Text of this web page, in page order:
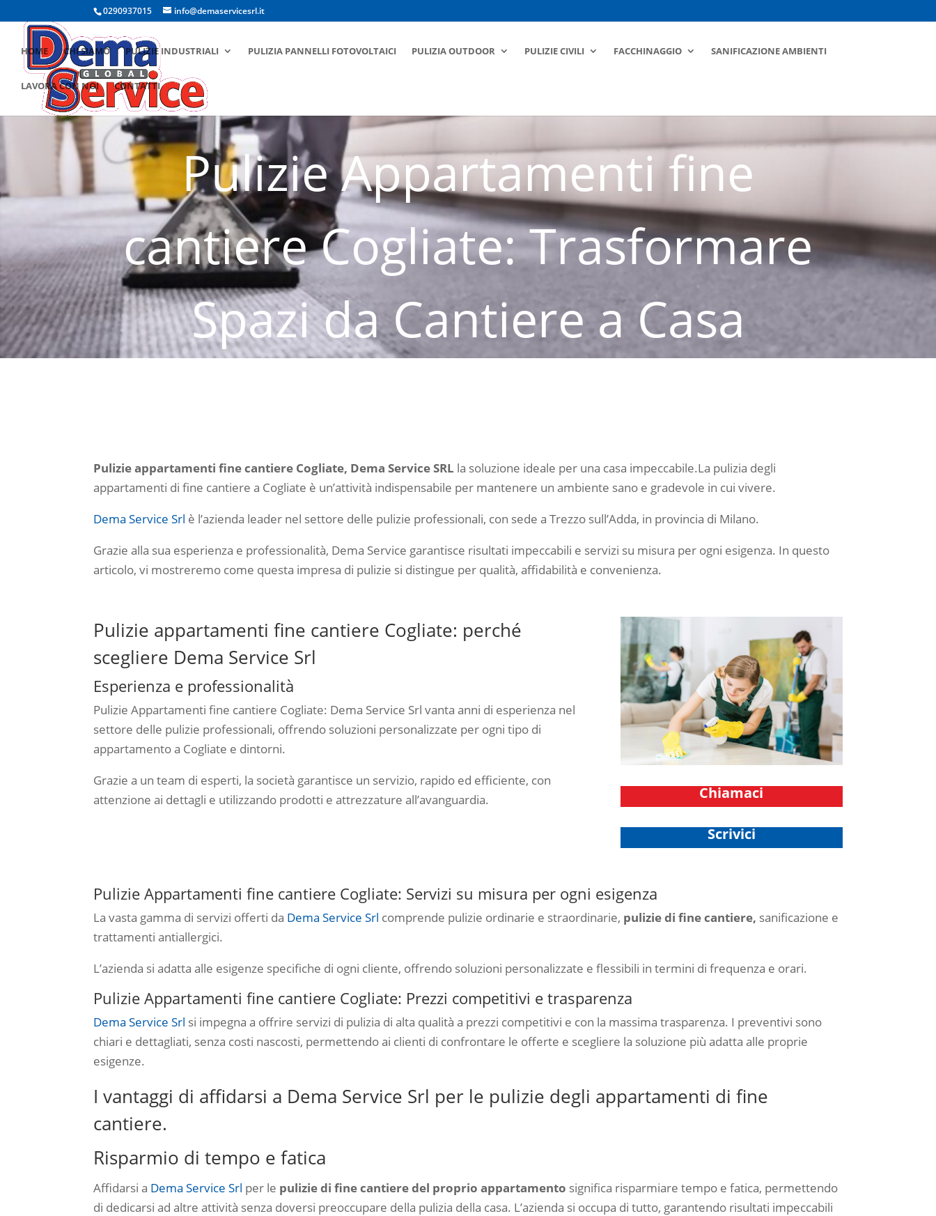
0290937015 info@demaservicesrl.it
HOME CHI SIAMO PULIZIE INDUSTRIALI PULIZIA PANNELLI FOTOVOLTAICI PULIZIA OUTDOOR PULIZIE CIVILI FACCHINAGGIO SANIFICAZIONE AMBIENTI
LAVORA CON NOI CONTATTI
Pulizie Appartamenti fine
cantiere Cogliate: Trasformare
Spazi da Cantiere a Casa
Pulizie appartamenti fine cantiere Cogliate, Dema Service SRL la soluzione ideale per una casa impeccabile.La pulizia degli
appartamenti di fine cantiere a Cogliate è un’attività indispensabile per mantenere un ambiente sano e gradevole in cui vivere.
Dema Service Srl è l’azienda leader nel settore delle pulizie professionali, con sede a Trezzo sull’Adda, in provincia di Milano.
Grazie alla sua esperienza e professionalità, Dema Service garantisce risultati impeccabili e servizi su misura per ogni esigenza. In questo
articolo, vi mostreremo come questa impresa di pulizie si distingue per qualità, affidabilità e convenienza.
Pulizie appartamenti fine cantiere Cogliate: perché
scegliere Dema Service Srl
Esperienza e professionalità
Pulizie Appartamenti fine cantiere Cogliate: Dema Service Srl vanta anni di esperienza nel
settore delle pulizie professionali, offrendo soluzioni personalizzate per ogni tipo di
appartamento a Cogliate e dintorni.
Grazie a un team di esperti, la società garantisce un servizio, rapido ed efficiente, con
attenzione ai dettagli e utilizzando prodotti e attrezzature all’avanguardia.
Chiamaci
Scrivici
Pulizie Appartamenti fine cantiere Cogliate: Servizi su misura per ogni esigenza
La vasta gamma di servizi offerti da Dema Service Srl comprende pulizie ordinarie e straordinarie, pulizie di fine cantiere, sanificazione e
trattamenti antiallergici.
L’azienda si adatta alle esigenze specifiche di ogni cliente, offrendo soluzioni personalizzate e flessibili in termini di frequenza e orari.
Pulizie Appartamenti fine cantiere Cogliate: Prezzi competitivi e trasparenza
Dema Service Srl si impegna a offrire servizi di pulizia di alta qualità a prezzi competitivi e con la massima trasparenza. I preventivi sono
chiari e dettagliati, senza costi nascosti, permettendo ai clienti di confrontare le offerte e scegliere la soluzione più adatta alle proprie
esigenze.
I vantaggi di affidarsi a Dema Service Srl per le pulizie degli appartamenti di fine
cantiere.
Risparmio di tempo e fatica
Affidarsi a Dema Service Srl per le pulizie di fine cantiere del proprio appartamento significa risparmiare tempo e fatica, permettendo
di dedicarsi ad altre attività senza doversi preoccupare della pulizia della casa. L’azienda si occupa di tutto, garantendo risultati impeccabili